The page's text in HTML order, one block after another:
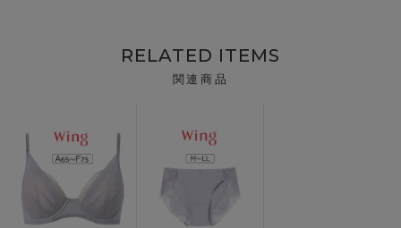
RELATED ITEMS
関連商品